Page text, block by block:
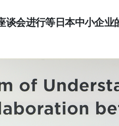
谈会进行等日本中小企